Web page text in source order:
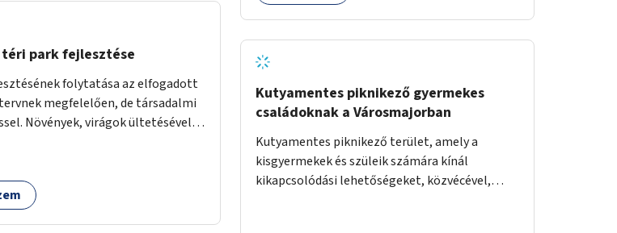
téri park fejlesztése
folytatása az elfogadott
megfelelően, de társadalmi
Növények, virágok ültetésével, a
Kutyamentes piknikező gyermekes
családoknak a Városmajorban
Kutyamentes piknikező terület, amely a
kisgyermekek és szüleik számára kínál
kikapcsolódási lehetőségeket, közvécével,